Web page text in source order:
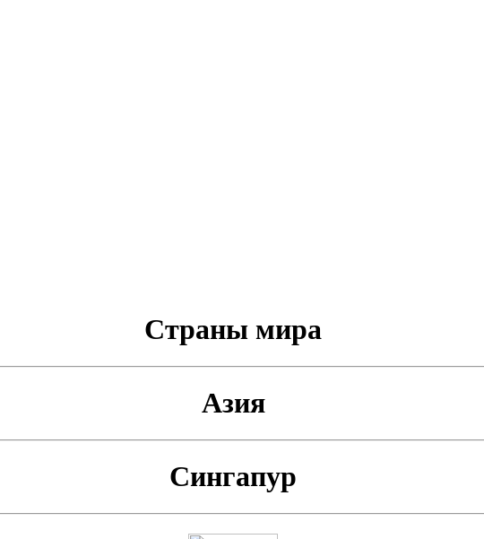
Cтраны мира
Азия
Сингапур